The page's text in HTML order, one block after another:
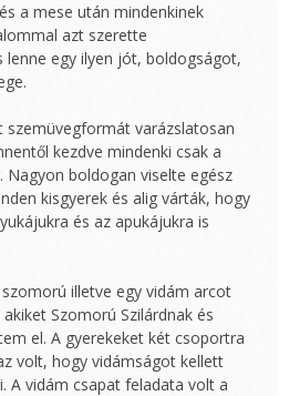
a mese után mindenkinek
azt szerette
lenne egy ilyen jót, boldogságot,
szemüvegformát varázslatosan
kezdve mindenki csak a
boldogan viselte egész
kisgyerek és alig várták, hogy
és az apukájukra is
illetve egy vidám arcot
Szomorú Szilárdnak és
el. A gyerekeket két csoportra
volt, hogy vidámságot kellett
A vidám csapat feladata volt a